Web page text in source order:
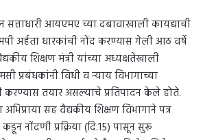
आयएमए च्या दबावाखाली कायद्याची
अर्हता धारकांची नोंद करण्यास गेली आठ वर्षे
शिक्षण मंत्री यांच्या अध्यक्षतेखाली
प्रबंधकांनी विधी व न्याय विभागाच्या
करण्यास तयार असल्याचे प्रतिपादन केले होते.
अभिप्राया सह वैद्यकीय शिक्षण विभागाने पत्र
नोंदणी प्रक्रिया (दि.15) पासून सुरू